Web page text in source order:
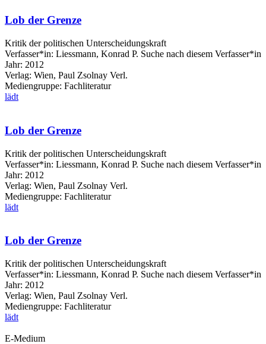
Lob der Grenze
Kritik der politischen Unterscheidungskraft
Verfasser*in: Liessmann, Konrad P. Suche nach diesem Verfasser*in
Jahr: 2012
Verlag: Wien, Paul Zsolnay Verl.
Mediengruppe: Fachliteratur
lädt
Lob der Grenze
Kritik der politischen Unterscheidungskraft
Verfasser*in: Liessmann, Konrad P. Suche nach diesem Verfasser*in
Jahr: 2012
Verlag: Wien, Paul Zsolnay Verl.
Mediengruppe: Fachliteratur
lädt
Lob der Grenze
Kritik der politischen Unterscheidungskraft
Verfasser*in: Liessmann, Konrad P. Suche nach diesem Verfasser*in
Jahr: 2012
Verlag: Wien, Paul Zsolnay Verl.
Mediengruppe: Fachliteratur
lädt
E-Medium